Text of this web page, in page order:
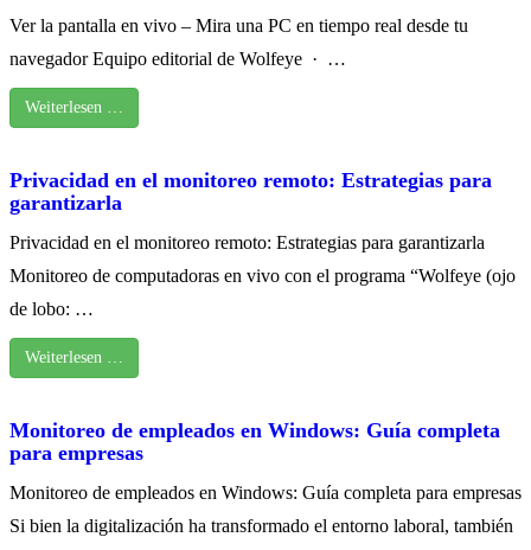
Ver la pantalla en vivo – Mira una PC en tiempo real desde tu
navegador Equipo editorial de Wolfeye · …
Weiterlesen …
Privacidad en el monitoreo remoto: Estrategias para
garantizarla
Privacidad en el monitoreo remoto: Estrategias para garantizarla
Monitoreo de computadoras en vivo con el programa “Wolfeye (ojo
de lobo: …
Weiterlesen …
Monitoreo de empleados en Windows: Guía completa
para empresas
Monitoreo de empleados en Windows: Guía completa para empresas
Si bien la digitalización ha transformado el entorno laboral, también